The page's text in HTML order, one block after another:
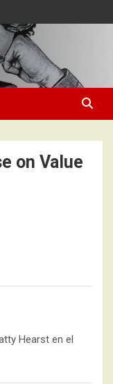
on Value
Hearst en el